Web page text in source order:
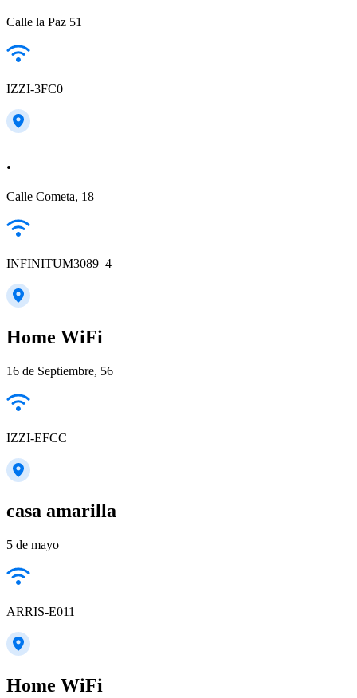
Calle la Paz 51
IZZI-3FC0
.
Calle Cometa, 18
INFINITUM3089_4
Home WiFi
16 de Septiembre, 56
IZZI-EFCC
casa amarilla
5 de mayo
ARRIS-E011
Home WiFi